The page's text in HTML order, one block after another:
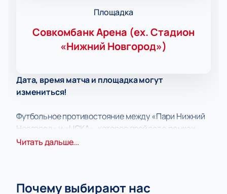
Площадка
Совкомбанк Арена (ex. Стадион
«Нижний Новгород»)
Дата, время матча и площадка могут
измениться!
Футбольное противостояние между «Пари Нижний
Новгород» и «ЦСКА», которое пройдет в рамках
Российской Премьер-Лиги, обещает стать
трибунах смогут ощутить накал страстей, ведь
Читать дальше...
Почему выбирают нас